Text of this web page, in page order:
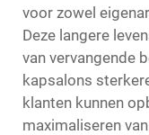
voor zowel
Deze langere
van vervangende
kapsalons
klanten kunnen
maximaliseren